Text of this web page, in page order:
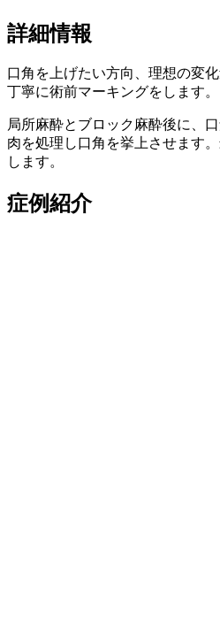
詳細情報
口角を上げたい方向、理想の変
丁寧に術前マーキングをします。
局所麻酔とブロック麻酔後に、
肉を処理し口角を挙上させます
します。
症例紹介